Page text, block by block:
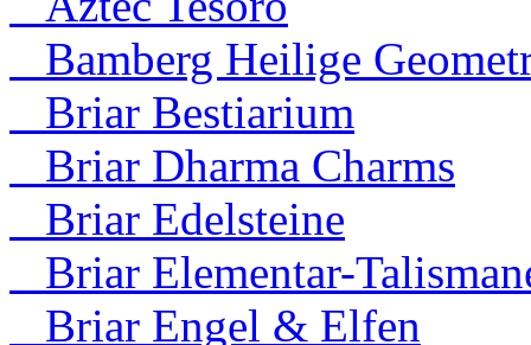
Bamberg Heilige
Briar Bestiarium
Briar Dharma Charms
Briar Edelsteine
Briar Elementar-
Briar Engel & Elfen